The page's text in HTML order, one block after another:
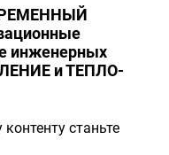
инженерных
и ТЕПЛО-
станьте